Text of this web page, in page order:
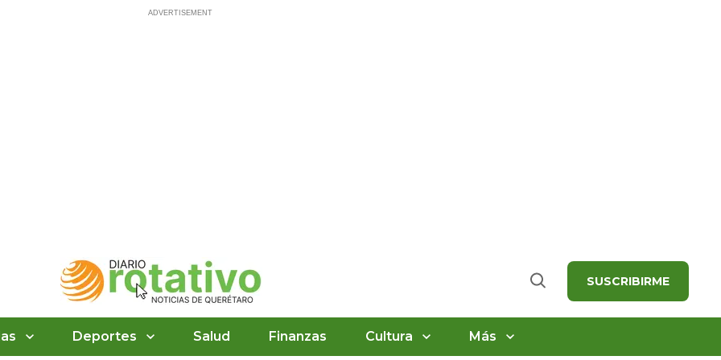
Buscar SUSCRIBIRME
Deportes Salud Finanzas Cultura Más